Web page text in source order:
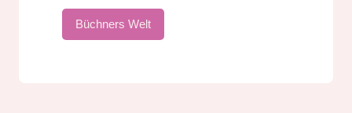
Büchners Welt